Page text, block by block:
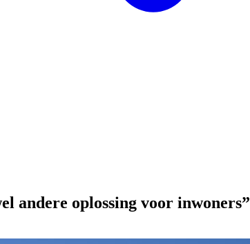
andere oplossing voor inwoners”